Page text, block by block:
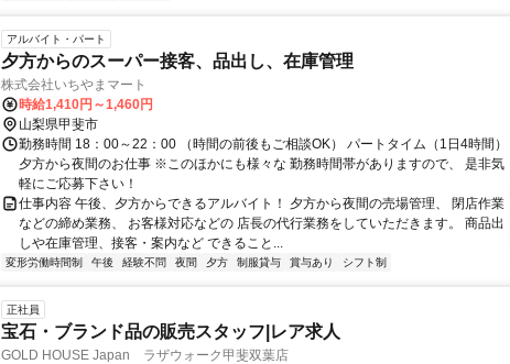
アルバイト・パート
夕方からのスーパー接客、品出し、在庫管理
株式会社いちやまマート
時給1,410円～1,460円
山梨県甲斐市
勤務時間 18：00～22：00 （時間の前後もご相談OK） パートタイム（1日4時間）
夕方から夜間のお仕事 ※このほかにも様々な 勤務時間帯がありますので、 是非気
軽にご応募下さい！
仕事内容 午後、夕方からできるアルバイト！ 夕方から夜間の売場管理、 閉店作業
などの締め業務、 お客様対応などの 店長の代行業務をしていただきます。 商品出
しや在庫管理、接客・案内など できること...
変形労働時間制 午後 経験不問 夜間 夕方 制服貸与 賞与あり シフト制
正社員
宝石・ブランド品の販売スタッフ|レア求人
GOLD HOUSE Japan ラザウォーク甲斐双葉店